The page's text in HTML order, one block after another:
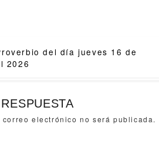
del día jueves 16 de
2026
electrónico no será publicada.